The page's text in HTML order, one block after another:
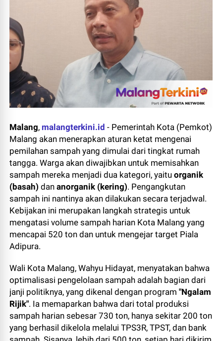
Malang, malangterkini.id - Pemerintah Kota (Pemkot)
Malang akan menerapkan aturan ketat mengenai
pemilahan sampah yang dimulai dari tingkat rumah
tangga. Warga akan diwajibkan untuk memisahkan
sampah mereka menjadi dua kategori, yaituorganik
(basah) dananorganik (kering). Pengangkutan
sampah ini nantinya akan dilakukan secara terjadwal.
Kebijakan ini merupakan langkah strategis untuk
mengatasi volume sampah harian Kota Malang yang
mencapai 520 ton dan untuk mengejar target Piala
Adipura.
Wali Kota Malang, Wahyu Hidayat, menyatakan bahwa
optimalisasi pengelolaan sampah adalah bagian dari
janji politiknya, yang dikenal dengan program"Ngalam
Rijik". Ia memaparkan bahwa dari total produksi
sampah harian sebesar 730 ton, hanya sekitar 200 ton
yang berhasil dikelola melalui TPS3R, TPST, dan bank